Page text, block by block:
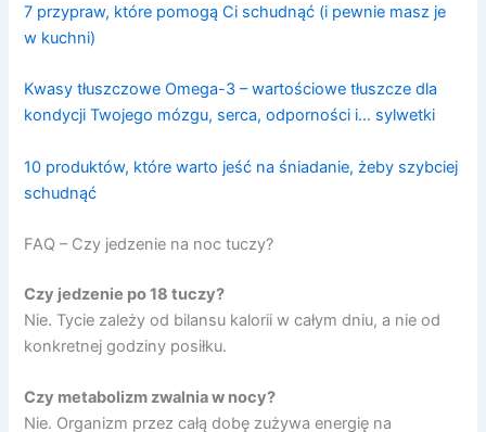
7 przypraw, które pomogą Ci schudnąć (i pewnie masz je
w kuchni)
Kwasy tłuszczowe Omega-3 – wartościowe tłuszcze dla
kondycji Twojego mózgu, serca, odporności i… sylwetki
10 produktów, które warto jeść na śniadanie, żeby szybciej
schudnąć
FAQ – Czy jedzenie na noc tuczy?
Czy jedzenie po 18 tuczy?
Nie. Tycie zależy od bilansu kalorii w całym dniu, a nie od
konkretnej godziny posiłku.
Czy metabolizm zwalnia w nocy?
Nie. Organizm przez całą dobę zużywa energię na